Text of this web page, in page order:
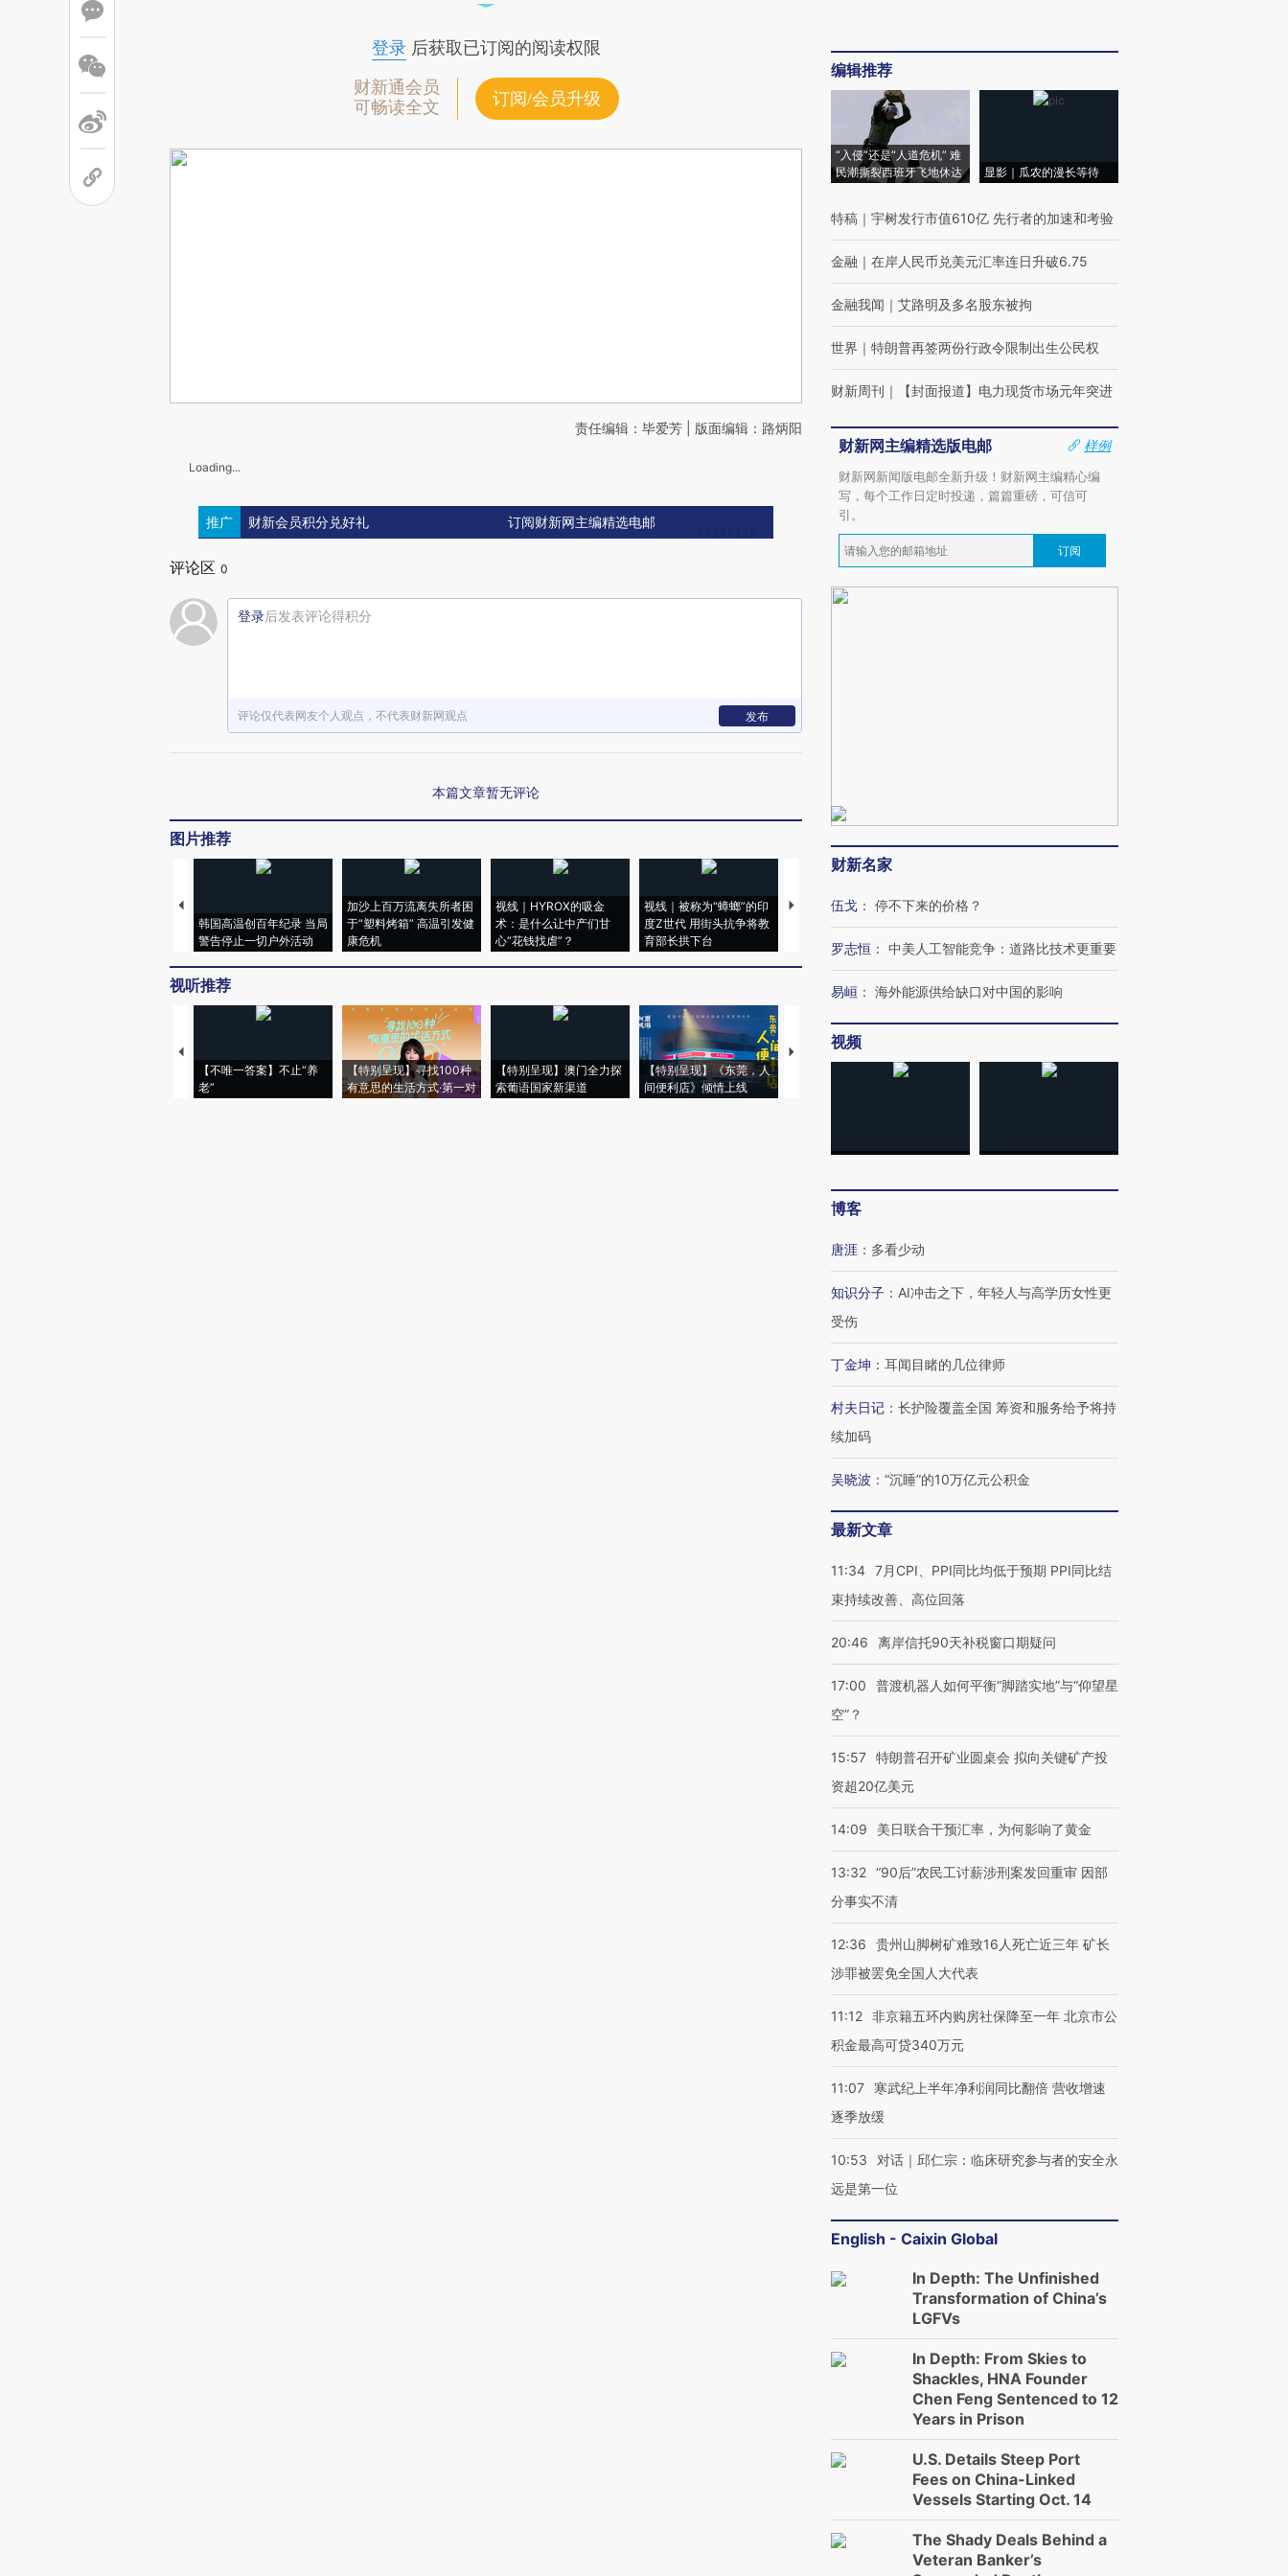
登录后获取已订阅的阅读权限
财新通会员
可畅读全文
订阅/会员升级
责任编辑：毕爱芳 | 版面编辑：路炳阳
Loading...
推广 财新会员积分兑好礼 订阅财新网主编精选电邮
评论区 0
登录后发表评论得积分
评论仅代表网友个人观点，不代表财新网观点 发布
本篇文章暂无评论
图片推荐
韩国高温创百年纪录 当局
警告停止一切户外活动
加沙上百万流离失所者困
于“塑料烤箱” 高温引发健
康危机
视线｜HYROX的吸金
术：是什么让中产们甘
心“花钱找虐”？
视线｜被称为“蟑螂”的印
度Z世代 用街头抗争将教
育部长拱下台
视线｜“入侵”还是“人道危
机”？难民潮撕裂西班牙
飞地休达
湖北宜昌局部短时降雨
128毫米 紧急转移近
4000人
雨 3小时累计雨量超80毫
米
视听推荐
【不唯一答案】不止“养
老”
【特别呈现】寻找100种
有意思的生活方式·第一对
【特别呈现】澳门全力探
索葡语国家新渠道
【特别呈现】《东莞，人
间便利店》倾情上线
【推广】走进第四届链博
会，让数智科技“链”接产
【特别呈现】寻找100种
编辑推荐
“入侵”还是“人道危机” 难
民潮撕裂西班牙飞地休达
显影｜瓜农的漫长等待
特稿 ｜ 宇树发行市值610亿 先行者的加速和考验
金融 ｜ 在岸人民币兑美元汇率连日升破6.75
金融我闻 ｜ 艾路明及多名股东被拘
世界 ｜ 特朗普再签两份行政令限制出生公民权
财新周刊 ｜ 【封面报道】电力现货市场元年突进
财新网主编精选版电邮
样例
财新网新闻版电邮全新升级！财新网主编精心编
写，每个工作日定时投递，篇篇重磅，可信可
引。
订阅
财新名家
伍戈 ： 停不下来的价格？
罗志恒 ： 中美人工智能竞争：道路比技术更重要
易峘 ： 海外能源供给缺口对中国的影响
视频
博客
唐涯 ： 多看少动
知识分子 ： AI冲击之下，年轻人与高学历女性更
受伤
丁金坤 ： 耳闻目睹的几位律师
村夫日记 ： 长护险覆盖全国 筹资和服务给予将持
续加码
吴晓波 ： “沉睡”的10万亿元公积金
最新文章
11:34 7月CPI、PPI同比均低于预期 PPI同比结
束持续改善、高位回落
20:46 离岸信托90天补税窗口期疑问
17:00
普渡机器人如何平衡“脚踏实地”与“仰望星
空”？
15:57 特朗普召开矿业圆桌会 拟向关键矿产投
资超20亿美元
14:09 美日联合干预汇率，为何影响了黄金
13:32 “90后”农民工讨薪涉刑案发回重审 因部
分事实不清
12:36
贵州山脚树矿难致16人死亡近三年 矿长
涉罪被罢免全国人大代表
11:12 非京籍五环内购房社保降至一年 北京市公
积金最高可贷340万元
11:07
寒武纪上半年净利润同比翻倍 营收增速
逐季放缓
10:53
对话｜邱仁宗：临床研究参与者的安全永
远是第一位
English - Caixin Global
In Depth: The Unfinished
Transformation of China’s
LGFVs
In Depth: From Skies to
Shackles, HNA Founder
Chen Feng Sentenced to 12
Years in Prison
U.S. Details Steep Port
Fees on China-Linked
Vessels Starting Oct. 14
The Shady Deals Behind a
Veteran Banker’s